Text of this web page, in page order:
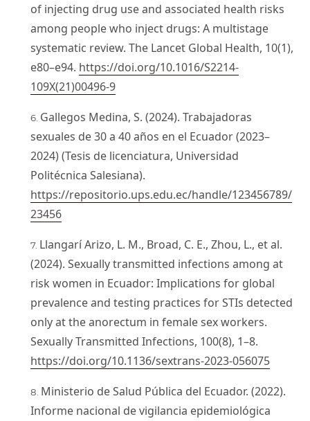
of injecting drug use and associated health risks
among people who inject drugs: A multistage
systematic review. The Lancet Global Health, 10(1),
e80–e94. https://doi.org/10.1016/S2214-
109X(21)00496-9
Gallegos Medina, S. (2024). Trabajadoras
sexuales de 30 a 40 años en el Ecuador (2023–
2024) (Tesis de licenciatura, Universidad
Politécnica Salesiana).
https://repositorio.ups.edu.ec/handle/123456789/
23456
Llangarí Arizo, L. M., Broad, C. E., Zhou, L., et al.
(2024). Sexually transmitted infections among at
risk women in Ecuador: Implications for global
prevalence and testing practices for STIs detected
only at the anorectum in female sex workers.
Sexually Transmitted Infections, 100(8), 1–8.
https://doi.org/10.1136/sextrans-2023-056075
Ministerio de Salud Pública del Ecuador. (2022).
Informe nacional de vigilancia epidemiológica